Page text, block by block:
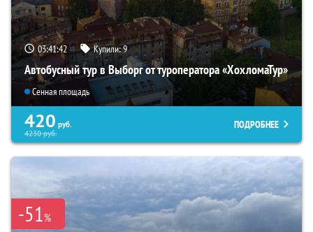
03:41:40 Купили:9
Автобусный тур в Выборг от туроператора «ХохломаТур»
Сенная площадь
420 руб.
4230руб.
ПОДРОБНЕЕ
-51%